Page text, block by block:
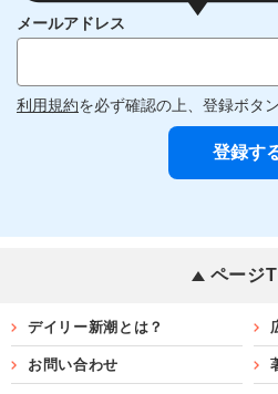
メールアドレス
利用規約を必ず確認の上、登録ボタ
ページ
デイリー新潮とは？
お問い合わせ